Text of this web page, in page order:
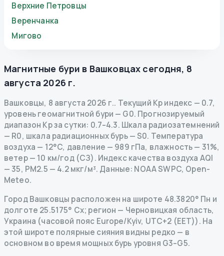
Верхние Петровцы
Веренчанка
Мигово
Магнитные бури в Вашковцах сегодня, 8
августа 2026 г.
Вашковцы, 8 августа 2026 г.. Текущий Kp индекс — 0.7,
уровень геомагнитной бури — G0. Прогнозируемый
диапазон Kp за сутки: 0.7–4.3. Шкала радиозатемнений
— R0, шкала радиационных бурь— S0. Температура
воздуха — 12°C, давление — 989 гПа, влажность — 31%,
ветер — 10 км/год (СЗ). Индекс качества воздуха AQI
— 35, PM2.5 — 4.2 мкг/м³. Данные: NOAA SWPC, Open-
Meteo.
Город Вашковцы расположен на широте 48.3820° Пн и
долготе 25.5175° Сх; регион — Черновицкая область,
Украина (часовой пояс Europe/Kyiv, UTC+2 (EET)). На
этой широте полярные сияния видны редко — в
основном во время мощных бурь уровня G3–G5.